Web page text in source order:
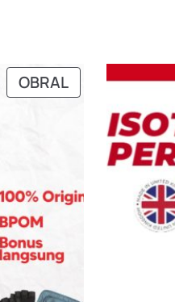
OBRALPRODUK
DENGAN
DISKON